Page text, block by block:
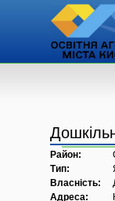
Район:
Тип:
Власність:
Адреса: